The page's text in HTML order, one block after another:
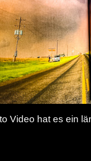
Video hat es ein